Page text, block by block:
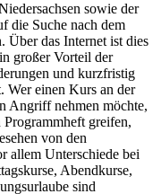
sowie der
die Suche nach dem
Über das Internet ist dies
großer Vorteil der
und kurzfristig
Wer einen Kurs an der
Angriff nehmen möchte,
greifen,
von den
allem Unterschiede bei
Abendkurse,
sind